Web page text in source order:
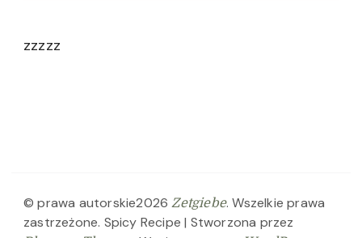
zzzzz
© prawa autorskie2026Zetgiebe. Wszelkie prawa
zastrzeżone. Spicy Recipe | Stworzona przez